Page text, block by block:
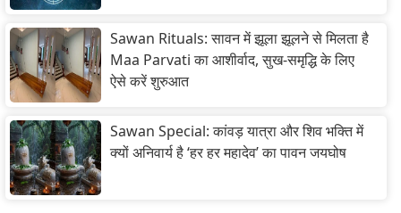
Sawan Rituals: सावन में झूला झूलने से मिलता है
Maa Parvati का आशीर्वाद, सुख-समृद्धि के लिए
ऐसे करें शुरुआत
Sawan Special: कांवड़ यात्रा और शिव भक्ति में
क्यों अनिवार्य है ‘हर हर महादेव’ का पावन जयघोष